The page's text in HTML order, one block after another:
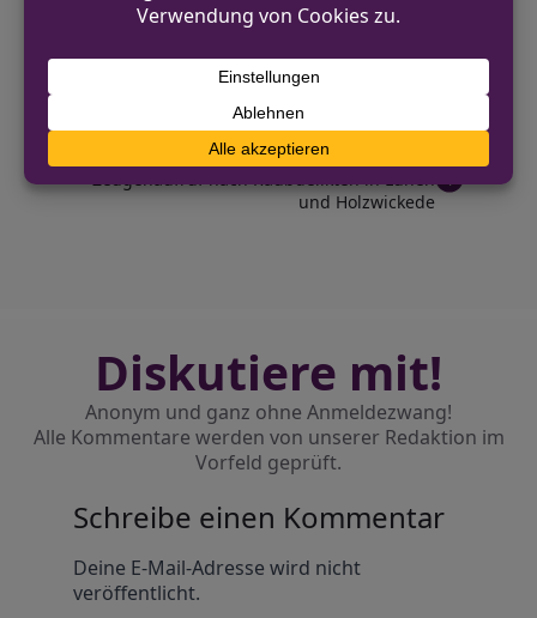
VORHERIGER BEITRAG
Einsatzkräfte in Dortmund sichern Drogen
und Bargeld
NÄCHSTER BEITRAG
Zeugenaufruf nach Raubdelikten in Lünen
und Holzwickede
Diskutiere mit!
Anonym und ganz ohne Anmeldezwang!
Alle Kommentare werden von unserer Redaktion im
Vorfeld geprüft.
Schreibe einen Kommentar
Deine E-Mail-Adresse wird nicht
veröffentlicht.